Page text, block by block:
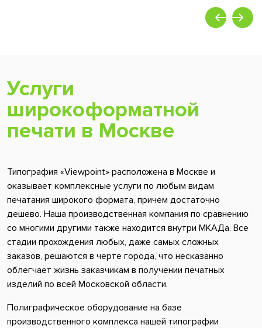
Услуги
широкоформатной
печати в Москве
Типография «Viewpoint» расположена в Москве и
оказывает комплексные услуги по любым видам
печатания широкого формата, причем достаточно
дешево. Наша производственная компания по сравнению
со многими другими также находится внутри МКАДа. Все
стадии прохождения любых, даже самых сложных
заказов, решаются в черте города, что несказанно
облегчает жизнь заказчикам в получении печатных
изделий по всей Московской области.
Полиграфическое оборудование на базе
производственного комплекса нашей типографии